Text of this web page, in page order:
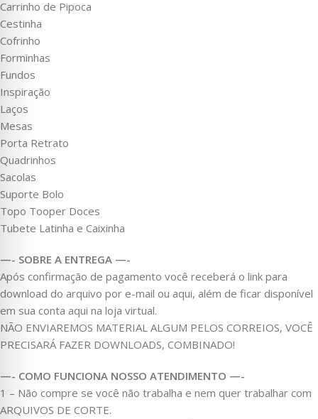
Carrinho de Pipoca
Cestinha
Cofrinho
Forminhas
Fundos
Inspiração
Laços
Mesas
Porta Retrato
Quadrinhos
Sacolas
Suporte Bolo
Topo Tooper Doces
Tubete Latinha e Caixinha
—- SOBRE A ENTREGA —-
Após confirmação de pagamento você receberá o link para
download do arquivo por e-mail ou aqui, além de ficar disponível
em sua conta aqui na loja virtual.
NÃO ENVIAREMOS MATERIAL ALGUM PELOS CORREIOS, VOCÊ
PRECISARÁ FAZER DOWNLOADS, COMBINADO!
—- COMO FUNCIONA NOSSO ATENDIMENTO —-
1 – Não compre se você não trabalha e nem quer trabalhar com
ARQUIVOS DE CORTE.